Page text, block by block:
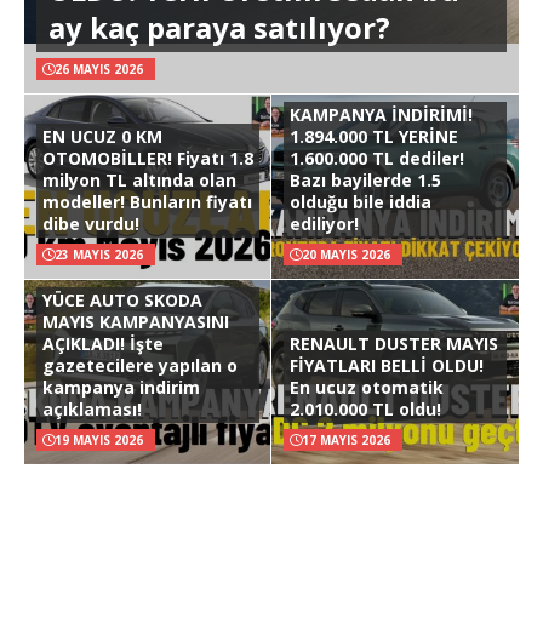
ay kaç paraya satılıyor?
26 MAYIS 2026
EN UCUZ 0 KM
OTOMOBİLLER! Fiyatı 1.8
milyon TL altında olan
modeller! Bunların fiyatı
dibe vurdu!
23 MAYIS 2026
KAMPANYA İNDİRİMİ!
1.894.000 TL YERİNE
1.600.000 TL dediler!
Bazı bayilerde 1.5
olduğu bile iddia
ediliyor!
20 MAYIS 2026
YÜCE AUTO SKODA
MAYIS KAMPANYASINI
AÇIKLADI! İşte
gazetecilere yapılan o
kampanya indirim
açıklaması!
19 MAYIS 2026
RENAULT DUSTER MAYIS
FİYATLARI BELLİ OLDU!
En ucuz otomatik
2.010.000 TL oldu!
17 MAYIS 2026